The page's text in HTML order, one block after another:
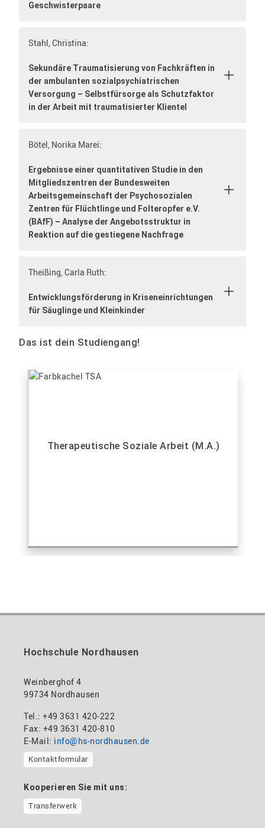
Geschwisterpaare
Stahl, Christina:
Sekundäre Traumatisierung von Fachkräften in
der ambulanten sozialpsychiatrischen
Versorgung – Selbstfürsorge als Schutzfaktor
in der Arbeit mit traumatisierter Klientel
Bötel, Norika Marei:
Ergebnisse einer quantitativen Studie in den
Mitgliedszentren der Bundesweiten
Arbeitsgemeinschaft der Psychosozialen
Zentren für Flüchtlinge und Folteropfer e.V.
(BAfF) – Analyse der Angebotsstruktur in
Reaktion auf die gestiegene Nachfrage
Theißing, Carla Ruth:
Entwicklungsförderung in Kriseneinrichtungen
für Säuglinge und Kleinkinder
Das ist dein Studiengang!
Therapeutische Soziale Arbeit (M.A.)
Hochschule Nordhausen
Weinberghof 4
99734 Nordhausen
Tel.: +49 3631 420-222
Fax: +49 3631 420-810
E-Mail: info@hs-nordhausen.de
Kontaktformular
Kooperieren Sie mit uns:
Transferwerk